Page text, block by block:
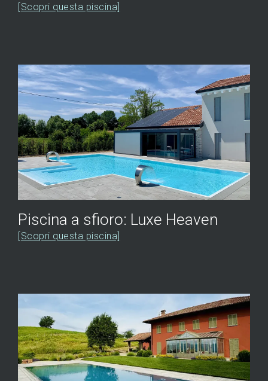
[Scopri questa piscina]
Piscina a sfioro: Luxe Heaven
[Scopri questa piscina]